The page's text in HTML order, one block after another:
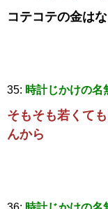
コテコテの金は
35: 時計じかけの名
そもそも若くて
んから